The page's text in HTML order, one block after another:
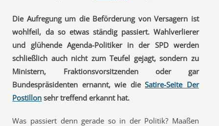
Die Aufregung um die Beförderung von Versagern ist
wohlfeil, da so etwas ständig passiert. Wahlverlierer
und glühende Agenda-Politiker in der SPD werden
schließlich auch nicht zum Teufel gejagt, sondern zu
Ministern, Fraktionsvorsitzenden oder gar
Bundespräsidenten ernannt, wie dieSatire-Seite Der
Postillon sehr treffend erkannt hat.
Was passiert denn gerade so in der Politik? Maaßen